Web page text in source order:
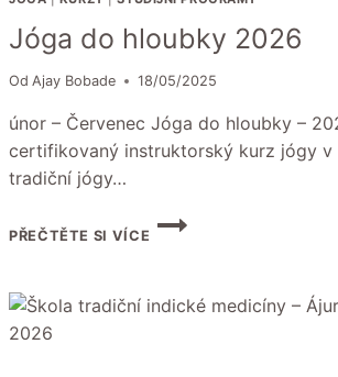
Jóga do hloubky 2026
Od Ajay Bobade 18/05/2025
únor – Červenec Jóga do hloubky –
certifikovaný instruktorský kurz jógy v
tradiční jógy…
PŘEČTĚTE SI VÍCE
JÓGA